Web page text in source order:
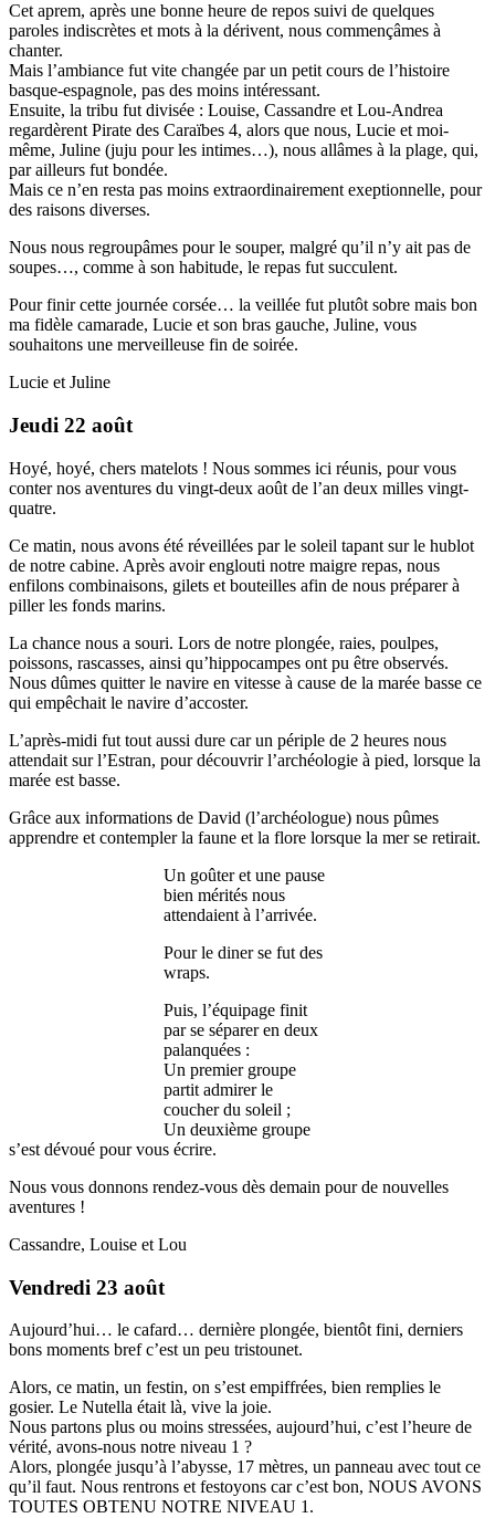
Cet aprem, après une bonne heure de repos suivi de quelques
paroles indiscrètes et mots à la dérivent, nous commençâmes à
chanter.
Mais l’ambiance fut vite changée par un petit cours de l’histoire
basque-espagnole, pas des moins intéressant.
Ensuite, la tribu fut divisée : Louise, Cassandre et Lou-Andrea
regardèrent Pirate des Caraïbes 4, alors que nous, Lucie et moi-
même, Juline (juju pour les intimes…), nous allâmes à la plage, qui,
par ailleurs fut bondée.
Mais ce n’en resta pas moins extraordinairement exeptionnelle, pour
des raisons diverses.
Nous nous regroupâmes pour le souper, malgré qu’il n’y ait pas de
soupes…, comme à son habitude, le repas fut succulent.
Pour finir cette journée corsée… la veillée fut plutôt sobre mais bon
ma fidèle camarade, Lucie et son bras gauche, Juline, vous
souhaitons une merveilleuse fin de soirée.
Lucie et Juline
Jeudi 22 août
Hoyé, hoyé, chers matelots ! Nous sommes ici réunis, pour vous
conter nos aventures du vingt-deux août de l’an deux milles vingt-
quatre.
Ce matin, nous avons été réveillées par le soleil tapant sur le hublot
de notre cabine. Après avoir englouti notre maigre repas, nous
enfilons combinaisons, gilets et bouteilles afin de nous préparer à
piller les fonds marins.
La chance nous a souri. Lors de notre plongée, raies, poulpes,
poissons, rascasses, ainsi qu’hippocampes ont pu être observés.
Nous dûmes quitter le navire en vitesse à cause de la marée basse ce
qui empêchait le navire d’accoster.
L’après-midi fut tout aussi dure car un périple de 2 heures nous
attendait sur l’Estran, pour découvrir l’archéologie à pied, lorsque la
marée est basse.
Grâce aux informations de David (l’archéologue) nous pûmes
apprendre et contempler la faune et la flore lorsque la mer se retirait.
Un goûter et une pause
bien mérités nous
attendaient à l’arrivée.
Pour le diner se fut des
wraps.
Puis, l’équipage finit
par se séparer en deux
palanquées :
Un premier groupe
partit admirer le
coucher du soleil ;
Un deuxième groupe
s’est dévoué pour vous écrire.
Nous vous donnons rendez-vous dès demain pour de nouvelles
aventures !
Cassandre, Louise et Lou
Vendredi 23 août
Aujourd’hui… le cafard… dernière plongée, bientôt fini, derniers
bons moments bref c’est un peu tristounet.
Alors, ce matin, un festin, on s’est empiffrées, bien remplies le
gosier. Le Nutella était là, vive la joie.
Nous partons plus ou moins stressées, aujourd’hui, c’est l’heure de
vérité, avons-nous notre niveau 1 ?
Alors, plongée jusqu’à l’abysse, 17 mètres, un panneau avec tout ce
qu’il faut. Nous rentrons et festoyons car c’est bon, NOUS AVONS
TOUTES OBTENU NOTRE NIVEAU 1.